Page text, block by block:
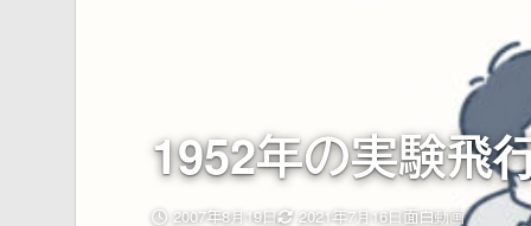
1952年の実験飛
2007年8月19日 2021年7月16日更
面白動画